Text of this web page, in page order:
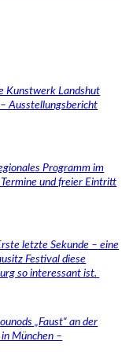
Kunstwerk Landshut
Ausstellungsbericht
Programm im
und freier Eintritt
letzte Sekunde – eine
Festival diese
so interessant ist.
„Faust“ an der
München –